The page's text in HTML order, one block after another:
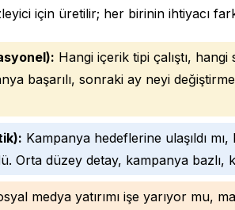
için üretilir; her birinin ihtiyacı
Hangi içerik tipi çalıştı,
başarılı, sonraki ay neyi
Kampanya hedeflerine ulaşıldı
Orta düzey detay, kampanya bazlı,
medya yatırımı işe yarıyor mu,